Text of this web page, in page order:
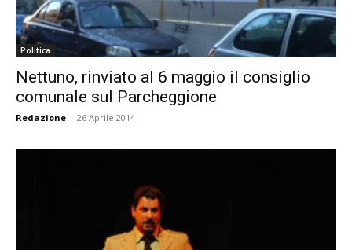
Politica
Nettuno, rinviato al 6 maggio il consiglio
comunale sul Parcheggione
Redazione - 26 Aprile 2014